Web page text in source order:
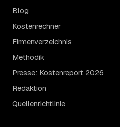
Blog
Kostenrechner
Firmenverzeichnis
Methodik
Presse: Kostenreport 2026
Redaktion
Quellenrichtlinie